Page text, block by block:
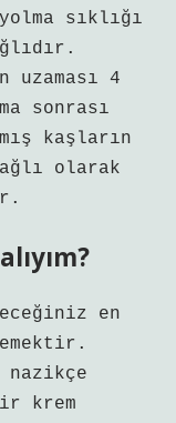
sıklığı
uzaması 4
sonrası
kaşların
olarak
en
nazikçe
krem